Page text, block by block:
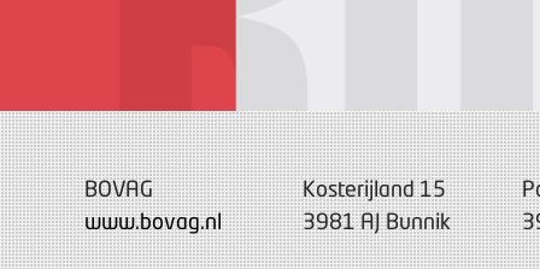
BOVAG
www.bovag.nl
Kosterijland 15
3981 AJ Bunnik